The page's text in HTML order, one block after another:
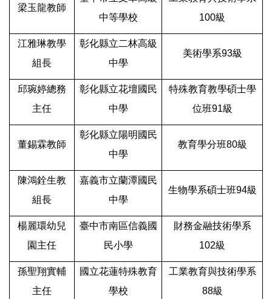
梁玉龍教師
中等學校
100級
江雅琳教學
組長
彰化縣立二林高級
中學
美術學系93級
邱琬婷總務
主任
彰化縣立花壇國民
中學
特殊教育教學碩士學
位班91級
董錫霖教師
彰化縣立陽明國民
中學
教育學分班80級
陳鴻銓生教
組長
嘉義市立蘭潭國民
中學
生物學系碩士班94級
楊麗環幼兒
園主任
臺中市南區信義國
民小學
財務金融技術學系
102級
孫聖翔實輔
主任
國立花蓮特殊教育
學校
工業教育與技術學系
88級